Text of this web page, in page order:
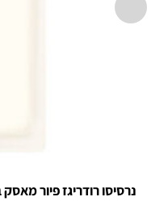
נרסיסו רודריגז פיור מאסק בלאנק